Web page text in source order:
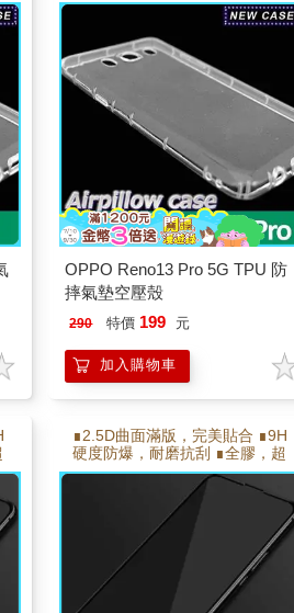
折能反覆拆卸不易變形
OPPO Reno13 Pro 5G TPU 防
摔氣墊空壓殼
290 特價 199 元
加入購物車
∎2.5D曲面滿版，完美貼合 ∎9H
硬度防爆，耐磨抗刮 ∎全膠，超
高透光技術 ∎靜電吸附，自動貼
合 ∎電鍍疏水疏油層 使手感更滑